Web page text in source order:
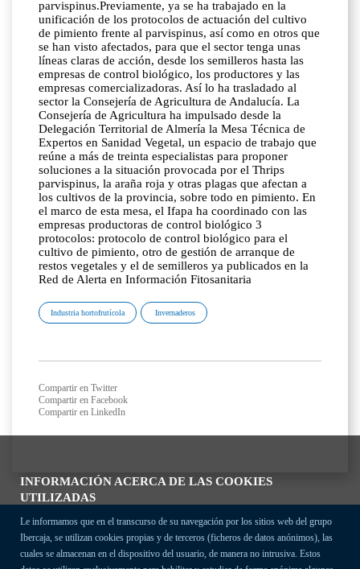
INFORMACIÓN ACERCA DE LAS COOKIES
UTILIZADAS
Le informamos que en el transcurso de su navegación por los sitios web del grupo
Ibercaja, se utilizan cookies propias y de terceros (ficheros de datos anónimos), las
cuales se almacenan en el dispositivo del usuario, de manera no intrusiva. Estos
parvispinus.Previamente, ya se ha trabajado en la
unificación de los protocolos de actuación del cultivo
de pimiento frente al parvispinus, así como en otros que
se han visto afectados, para que el sector tenga unas
líneas claras de acción, desde los semilleros hasta las
empresas de control biológico, los productores y las
empresas comercializadoras. Así lo ha trasladado al
sector la Consejería de Agricultura de Andalucía. La
Consejería de Agricultura ha impulsado desde la
Delegación Territorial de Almería la Mesa Técnica de
Expertos en Sanidad Vegetal, un espacio de trabajo que
reúne a más de treinta especialistas para proponer
soluciones a la situación provocada por el Thrips
parvispinus, la araña roja y otras plagas que afectan a
los cultivos de la provincia, sobre todo en pimiento. En
el marco de esta mesa, el Ifapa ha coordinado con las
empresas productoras de control biológico 3
protocolos: protocolo de control biológico para el
cultivo de pimiento, otro de gestión de arranque de
restos vegetales y el de semilleros ya publicados en la
Red de Alerta en Información Fitosanitaria
Industria hortofrutícola Invernaderos
Compartir en Twitter
Compartir en Facebook
Compartir en LinkedIn